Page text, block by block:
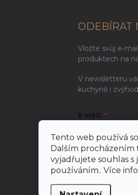
Tento web používá
Dalším procházením
vyjadřujete souhlas s
používáním.. Více
ODEBÍRAT
Vložte svůj e-
produktech na
V newsletteru
kuchyně i
E-MAIL
Vložením e-
Přihlásit se